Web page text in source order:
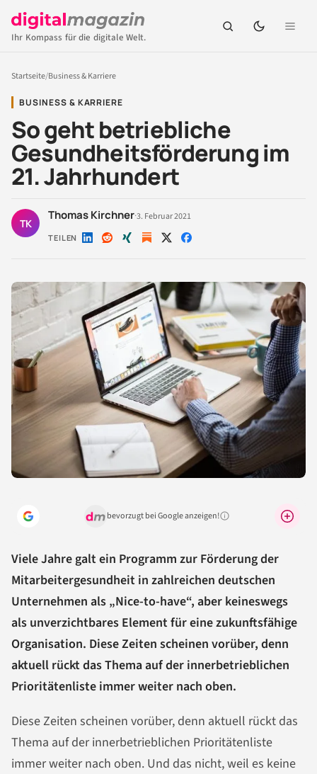
Ihr Kompass für die digitale Welt.
Startseite/Business & Karriere
BUSINESS & KARRIERE
So geht betriebliche
Gesundheitsförderung im
21. Jahrhundert
TK
Thomas Kirchner·3. Februar 2021
TEILEN Auf Auf Auf Auf Auf
bevorzugt bei Google anzeigen!Warum lohnt sich das?
Viele Jahre galt ein Programm zur Förderung der
Mitarbeitergesundheit in zahlreichen deutschen
Unternehmen als „Nice-to-have“, aber keineswegs
als unverzichtbares Element für eine zukunftsfähige
Organisation. Diese Zeiten scheinen vorüber, denn
aktuell rückt das Thema auf der innerbetrieblichen
Prioritätenliste immer weiter nach oben.
Diese Zeiten scheinen vorüber, denn aktuell rückt das
Thema auf der innerbetrieblichen Prioritätenliste
immer weiter nach oben. Und das nicht, weil es keine